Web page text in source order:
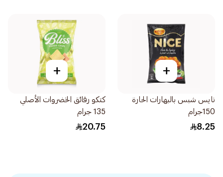
+
نايس شبس بالبهارات الحارة
150جرام
8.25
+
كتكو رقائق الخضروات الأصلي
135 جرام
20.75